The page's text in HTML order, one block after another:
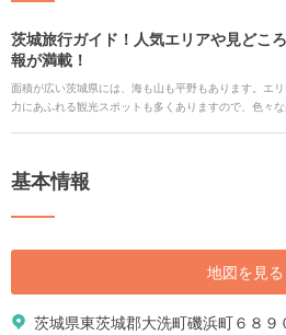
茨城旅行ガイド！人気エリアや見どこ
報が満載！
面積が広い茨城県には、海も山も平野もあります。エ
力にあふれる観光スポットも多くありますので、色々
うことができない、絶品のご当地グルメも見逃せません
茨城県の旅行情報を、おすすめのホテル、アクセス情報
基本情報
地図を見る
茨城県東茨城郡大洗町磯浜町６８９